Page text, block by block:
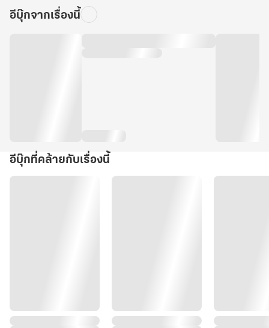
"พวกเจ้าอ้างว่าความดีความชอบสูงล้ำ บดบังองค์จักรพรรดิ จึงฆ่าล้าง
ตระกูลข้า... เช่นนั้นหากข้าจะล้างบางราชวงศ์พวกเจ้าบ้าง ก็สมเหตุสม
อีบุ๊กจากเรื่องนี้
อีบุ๊กที่คล้ายกับเรื่องนี้